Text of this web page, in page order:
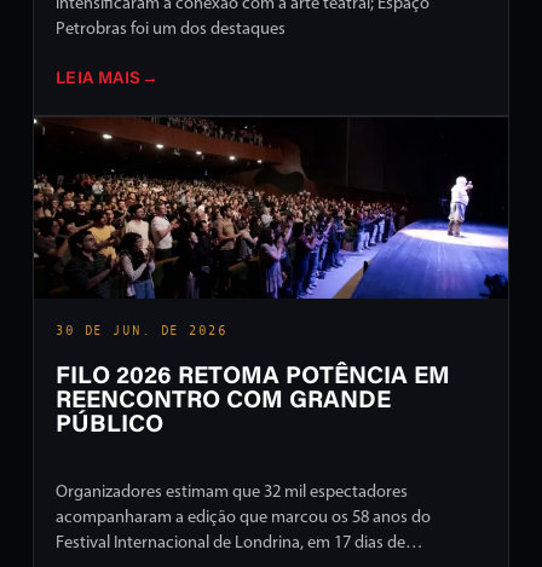
intensificaram a conexão com a arte teatral; Espaço
Petrobras foi um dos destaques
LEIA MAIS →
30 DE JUN. DE 2026
FILO 2026 RETOMA POTÊNCIA EM
REENCONTRO COM GRANDE
PÚBLICO
Organizadores estimam que 32 mil espectadores
acompanharam a edição que marcou os 58 anos do
Festival Internacional de Londrina, em 17 dias de